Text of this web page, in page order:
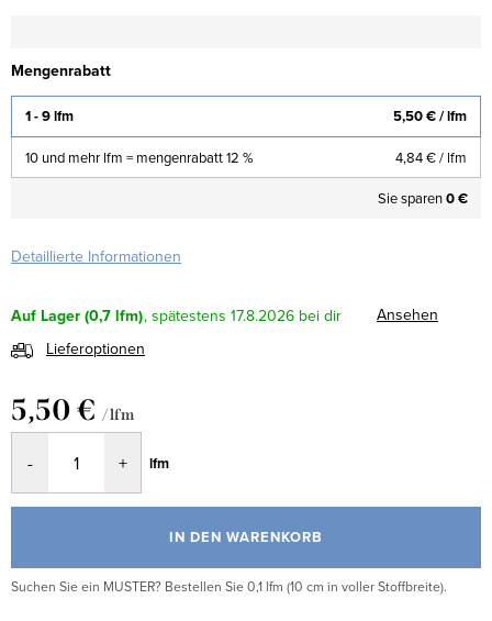
Mengenrabatt
1 - 9 lfm 5,50 €/ lfm
10 und mehr lfm = mengenrabatt 12 % 4,84 €/ lfm
Sie sparen0 €
Detaillierte Informationen
Auf Lager(0,7 lfm) 17.8.2026
Ansehen
Lieferoptionen
5,50 € / lfm
lfm
IN DEN WARENKORB
Suchen Sie ein MUSTER? Bestellen Sie 0,1 lfm (10 cm in voller Stoffbreite).